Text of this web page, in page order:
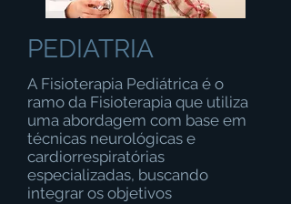
PEDIATRIA
A Fisioterapia Pediátrica é o
ramo da Fisioterapia que utiliza
uma abordagem com base em
técnicas neurológicas e
cardiorrespiratórias
especializadas, buscando
integrar os objetivos